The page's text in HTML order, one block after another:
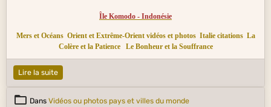
Europe Centrale et Orientale citations Italie peinture
Le Passé et l'Avenir
Le Regret et le Remords
Île Komodo - Indonésie
Mers et Océans Orient et Extrême-Orient vidéos et photos Italie citations La
Colère et la Patience
Le Bonheur et la Souffrance
Lire la suite
Dans Vidéos ou photos pays et villes du monde